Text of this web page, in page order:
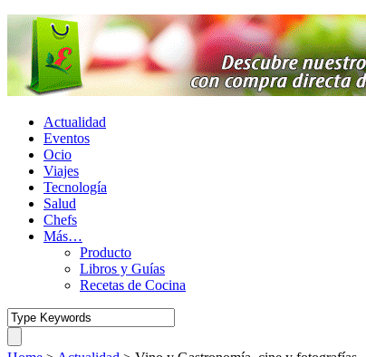
Actualidad
Eventos
Ocio
Viajes
Tecnología
Salud
Chefs
Más…
Producto
Libros y Guías
Recetas de Cocina